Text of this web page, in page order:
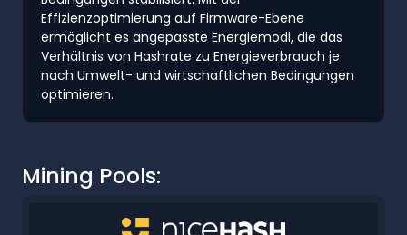
Effizienzoptimierung auf Firmware-Ebene
ermöglicht es angepasste Energiemodi, die das
Verhältnis von Hashrate zu Energieverbrauch je
nach Umwelt- und wirtschaftlichen Bedingungen
optimieren.
Mining Pools: